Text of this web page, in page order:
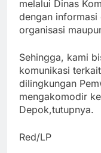
melalui Dinas
dengan informasi
organisasi
Sehingga, kami
komunikasi
dilingkungan
mengakomodir
Depok,tutupnya.
Red/LP